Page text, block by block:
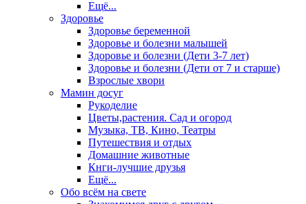
Ещё...
Здоровье
Здоровье беременной
Здоровье и болезни малышей
Здоровье и болезни (Дети 3-7 лет)
Здоровье и болезни (Дети от 7 и старше)
Взрослые хвори
Мамин досуг
Рукоделие
Цветы,растения. Сад и огород
Музыка, ТВ, Кино, Театры
Путешествия и отдых
Домашние животные
Кнги-лучшие друзья
Ещё...
Обо всём на свете